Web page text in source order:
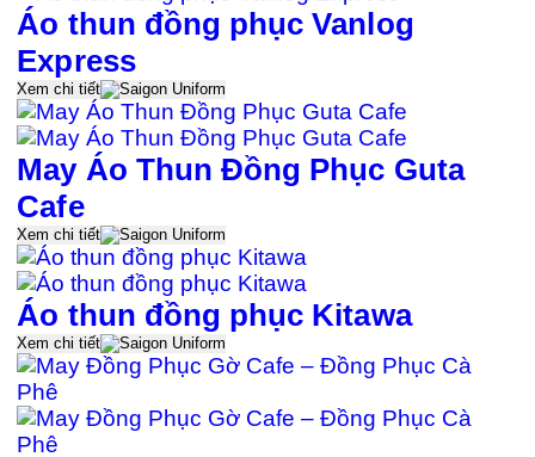
Áo thun đồng phục Vanlog
Express
Xem chi tiết
May Áo Thun Đồng Phục Guta
Cafe
Xem chi tiết
Áo thun đồng phục Kitawa
Xem chi tiết